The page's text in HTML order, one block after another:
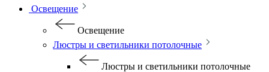
Освещение
Освещение
Люстры и светильники потолочные
Люстры и светильники потолочные